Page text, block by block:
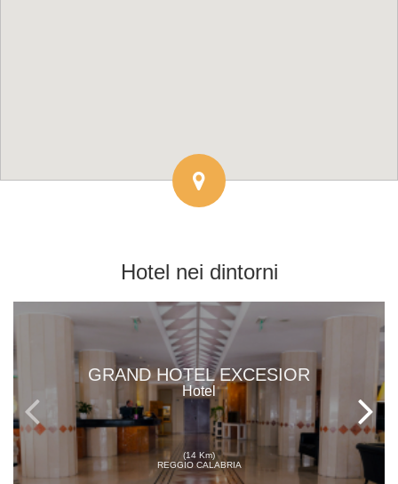
Hotel nei dintorni
GRAND HOTEL EXCESIOR
Hotel
(14 Km)
REGGIO CALABRIA